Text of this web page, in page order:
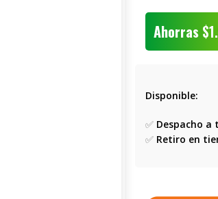
Ahorras $
Disponible:
✅ Despacho a
✅ Retiro en